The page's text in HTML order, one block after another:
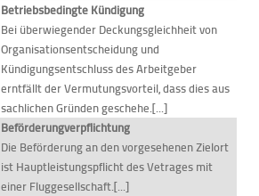
Betriebsbedingte Kündigung
Bei überwiegender Deckungsgleichheit von
Organisationsentscheidung und
Kündigungsentschluss des Arbeitgeber
erntfällt der Vermutungsvorteil, dass dies aus
sachlichen Gründen geschehe.[...]
Beförderungverpflichtung
Die Beförderung an den vorgesehenen Zielort
ist Hauptleistungspflicht des Vetrages mit
einer Fluggesellschaft.[...]